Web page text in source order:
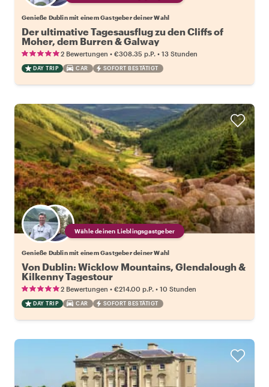
Genieße Dublin mit einem Gastgeber deiner Wahl
Der ultimative Tagesausflug zu den Cliffs of
Moher, dem Burren & Galway
2 Bewertungen • €308.35 p.P. • 13 Stunden
DAY TRIP CAR SOFORT BESTÄTIGT
Wähle deinen Lieblingsgastgeber
Genieße Dublin mit einem Gastgeber deiner Wahl
Von Dublin: Wicklow Mountains, Glendalough &
Kilkenny Tagestour
2 Bewertungen • €214.00 p.P. • 10 Stunden
DAY TRIP CAR SOFORT BESTÄTIGT